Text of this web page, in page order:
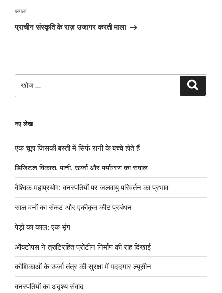
अगली
पोस्ट
अगला
प्राचीन संस्कृति के राज़ उजागर करती माला
खोजे
नए लेख
एक चूहा जिसकी बस्ती में सिर्फ रानी के बच्चे होते हैं
डिजिटल विकास: पानी, ऊर्जा और पर्यावरण का सवाल
वैश्विक महाप्रयोग: वनस्पतियों पर जलवायु परिवर्तन का प्रभाव
साल वनों का संकट और एकीकृत कीट प्रबंधन
पेड़ों का काल: एक भृंग
ऑक्टोपस ने त्रुटिरहित प्रोटीन निर्माण की राह दिखाई
कोशिकाओं के ऊर्जा तंत्र की सुरक्षा में मददगार ल्यूसीन
वनस्पतियों का अदृश्य संवाद